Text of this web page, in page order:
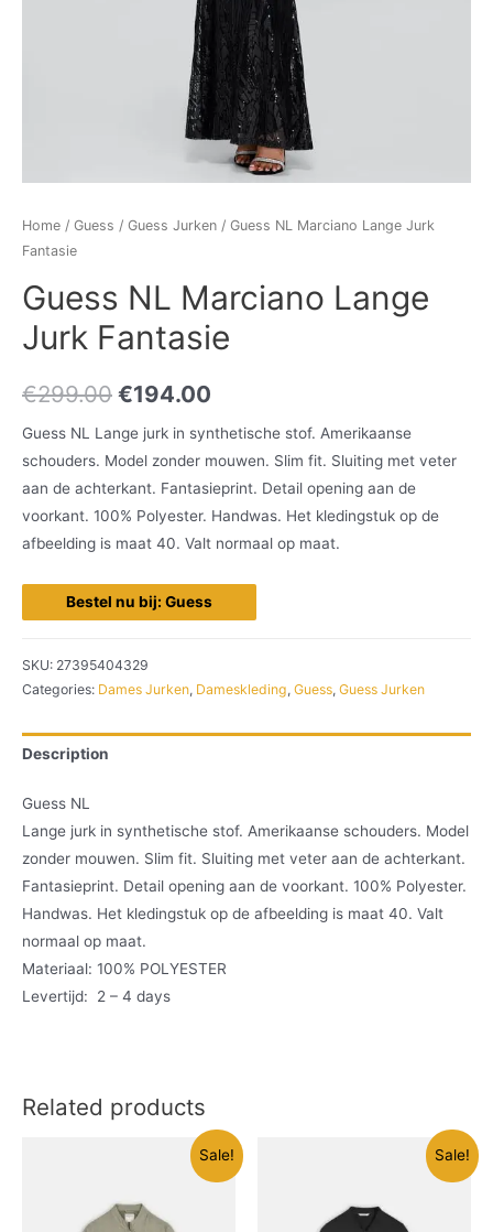
Home / Guess / Guess Jurken / Guess NL Marciano Lange Jurk
Fantasie
Guess NL Marciano Lange
Jurk Fantasie
€299.00 €194.00
Guess NL Lange jurk in synthetische stof. Amerikaanse
schouders. Model zonder mouwen. Slim fit. Sluiting met veter
aan de achterkant. Fantasieprint. Detail opening aan de
voorkant. 100% Polyester. Handwas. Het kledingstuk op de
afbeelding is maat 40. Valt normaal op maat.
Bestel nu bij: Guess
SKU: 27395404329
Categories: Dames Jurken, Dameskleding, Guess, Guess Jurken
Description
Guess NL
Lange jurk in synthetische stof. Amerikaanse schouders. Model
zonder mouwen. Slim fit. Sluiting met veter aan de achterkant.
Fantasieprint. Detail opening aan de voorkant. 100% Polyester.
Handwas. Het kledingstuk op de afbeelding is maat 40. Valt
normaal op maat.
Materiaal: 100% POLYESTER
Levertijd: 2 – 4 days
Related products
Sale! Sale!